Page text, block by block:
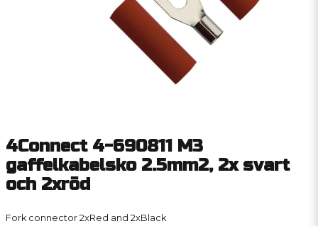
4Connect 4-690811 M3
gaffelkabelsko 2.5mm2, 2x svart
och 2xröd
Fork connector 2xRed and 2xBlack